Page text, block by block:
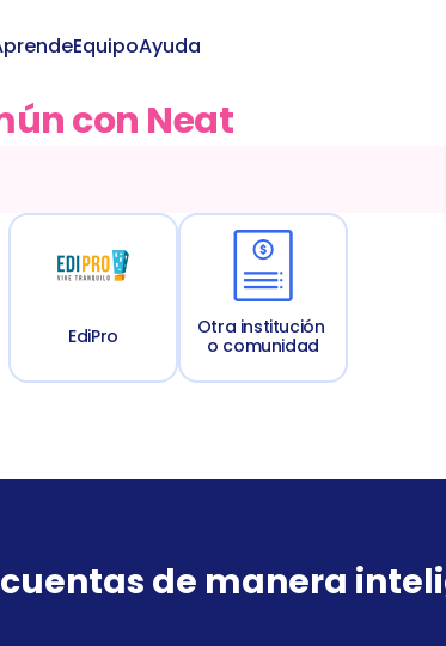
con Neat
EdiPro
Otra institución
o comunidad
de manera
EquipoAyuda